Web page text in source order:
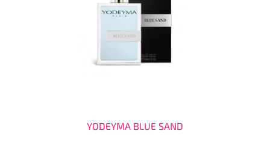
YODEYMA BLUE SAND